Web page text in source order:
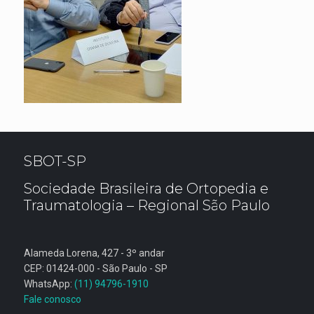
SBOT-SP
Sociedade Brasileira de Ortopedia e
Traumatologia – Regional São Paulo
Alameda Lorena, 427 - 3º andar
CEP: 01424-000 - São Paulo - SP
WhatsApp: (11) 94796-1910
Fale conosco